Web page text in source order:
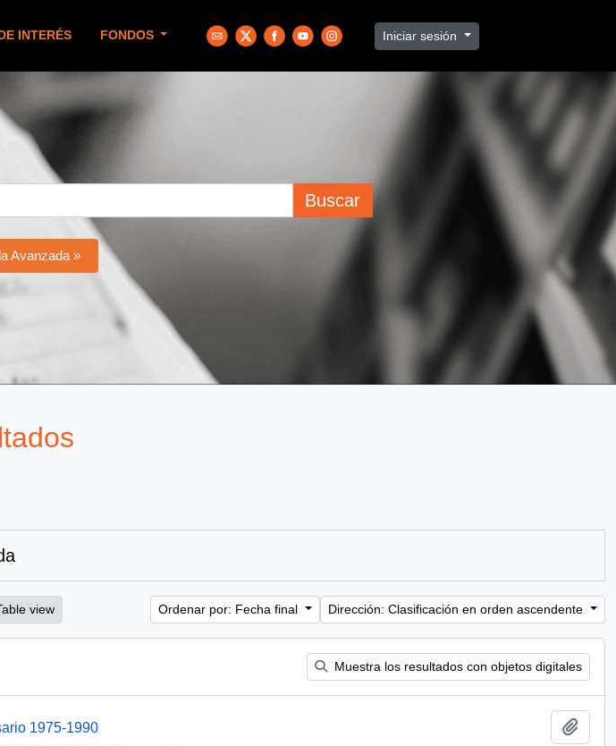
INTERÉS FONDOS Iniciar sesión
Buscar
Avanzada »
view Ordenar por: Fecha final Dirección: Clasificación en orden ascendente
Muestra los resultados con objetos digitales
1975-1990